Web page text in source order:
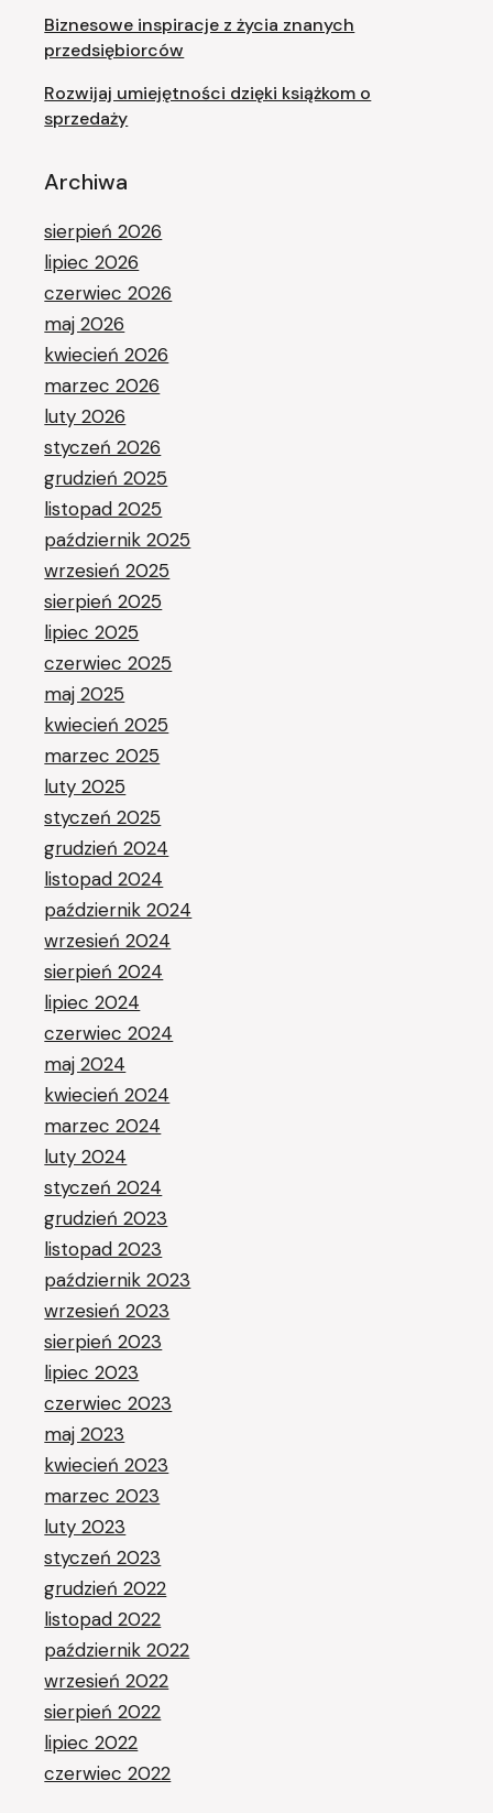
Biznesowe inspiracje z życia znanych
przedsiębiorców
Rozwijaj umiejętności dzięki książkom o
sprzedaży
Archiwa
sierpień 2026
lipiec 2026
czerwiec 2026
maj 2026
kwiecień 2026
marzec 2026
luty 2026
styczeń 2026
grudzień 2025
listopad 2025
październik 2025
wrzesień 2025
sierpień 2025
lipiec 2025
czerwiec 2025
maj 2025
kwiecień 2025
marzec 2025
luty 2025
styczeń 2025
grudzień 2024
listopad 2024
październik 2024
wrzesień 2024
sierpień 2024
lipiec 2024
czerwiec 2024
maj 2024
kwiecień 2024
marzec 2024
luty 2024
styczeń 2024
grudzień 2023
listopad 2023
październik 2023
wrzesień 2023
sierpień 2023
lipiec 2023
czerwiec 2023
maj 2023
kwiecień 2023
marzec 2023
luty 2023
styczeń 2023
grudzień 2022
listopad 2022
październik 2022
wrzesień 2022
sierpień 2022
lipiec 2022
czerwiec 2022